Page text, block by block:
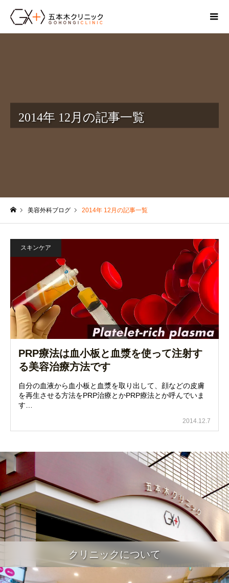
2014年 12月の記事一覧
美容外科ブログ 2014年 12月の記事一覧
スキンケア
PRP療法は血小板と血漿を使って注射す
る美容治療方法です
自分の血液から血小板と血漿を取り出して、顔などの皮膚
を再生させる方法をPRP治療とかPRP療法とか呼んでいま
す…
2014.12.7
クリニックについて